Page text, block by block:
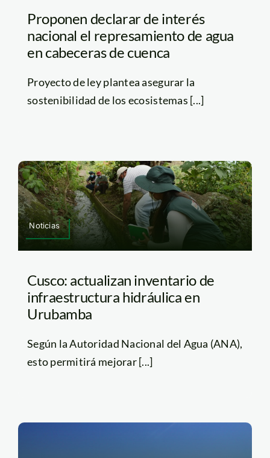
Proponen declarar de interés
nacional el represamiento de agua
en cabeceras de cuenca
Proyecto de ley plantea asegurar la
sostenibilidad de los ecosistemas [...]
Noticias
Cusco: actualizan inventario de
infraestructura hidráulica en
Urubamba
Según la Autoridad Nacional del Agua (ANA),
esto permitirá mejorar [...]